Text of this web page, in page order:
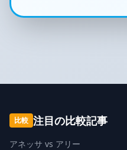
比較 注目の比較記事
アネッサ vs アリー